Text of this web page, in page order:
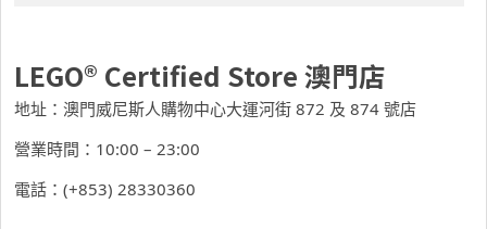
LEGO® Certified Store 澳門店
地址：澳門威尼斯人購物中心大運河街 872 及 874 號店
營業時間：10:00 – 23:00
電話：(+853) 28330360